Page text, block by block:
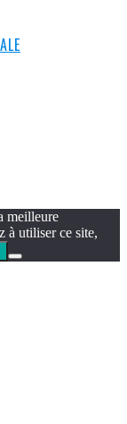
meilleure
à utiliser ce site,